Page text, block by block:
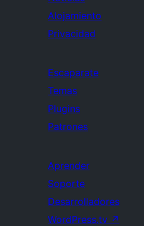
Alojamiento
Privacidad
Escaparate
Temas
Plugins
Patrones
Aprender
Soporte
Desarrolladores
WordPress.tv ↗